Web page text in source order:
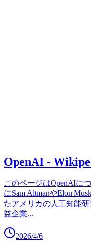
OpenAI -
このページはOpenAIに
にSam AltmanやElon
たアメリカの人工知能
益企業...
2026/4/6